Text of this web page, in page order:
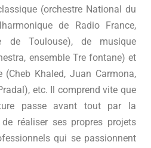
(orchestre National du
de Radio France,
de Toulouse), de musique
ensemble Tre fontane) et
Khaled, Juan Carmona,
etc. Il comprend vite que
passe avant tout par la
réaliser ses propres projets
qui se passionnent